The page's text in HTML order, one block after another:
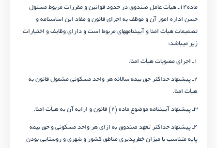
ماده۱۴ـ هیأت عامل صندوق در حدود قوانین و مقررات مربوط مسئول
حسن اداره امور آن و موظف به اجرای قانون و مفاد این اساسنامه و
تصمیمات هیأت امنا و آیین­نامه­های مربوط است و دارای وظایف و اختیارات
زیر می­باشد:
۱ـ اجرای مصوبات هیأت امنا.
۲ـ پیشنهاد حداکثر حق بیمه سالانه هر واحد مسکونی مشمول قانون به
هیأت امنا.
۳ـ پیشنهاد آیین­نامه موضوع ماده (۲) قانون و ارایه آن به هیأت امنا.
۴ـ پیشنهاد حداکثر تعهد صندوق به ازای هر واحد مسکونی و حق بیمه
پایه متناسب با میزان خطرپذیری مناطق کشور و شهری و روستایی بودن